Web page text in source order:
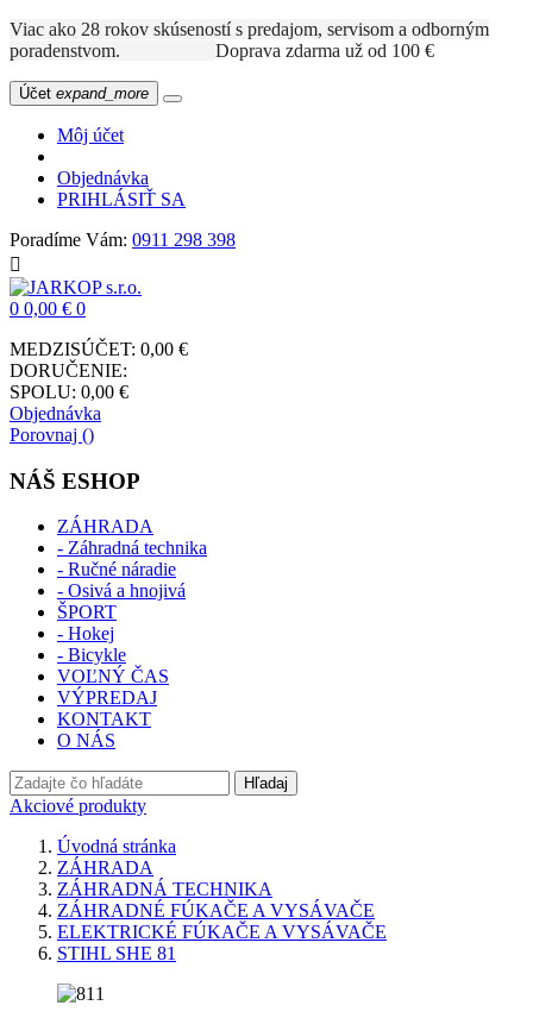
Viac ako 28 rokov skúseností s predajom, servisom a odborným
poradenstvom. Doprava zdarma už od 100 €
Účet expand_more
Môj účet
Objednávka
PRIHLÁSIŤ SA
Poradíme Vám: 0911 298 398

0 0,00 € 0
MEDZISÚČET: 0,00 €
DORUČENIE:
SPOLU: 0,00 €
Objednávka
Porovnaj ()
NÁŠ ESHOP
ZÁHRADA
- Záhradná technika
- Ručné náradie
- Osivá a hnojivá
ŠPORT
- Hokej
- Bicykle
VOĽNÝ ČAS
VÝPREDAJ
KONTAKT
O NÁS
Hľadaj
Akciové produkty
Úvodná stránka
ZÁHRADA
ZÁHRADNÁ TECHNIKA
ZÁHRADNÉ FÚKAČE A VYSÁVAČE
ELEKTRICKÉ FÚKAČE A VYSÁVAČE
STIHL SHE 81